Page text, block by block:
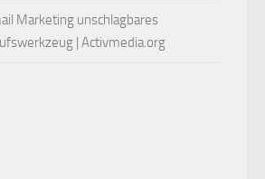
Marketing unschlagbares
| Activmedia.org